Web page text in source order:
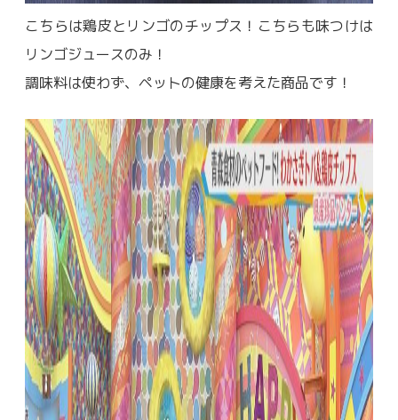
こちらは鶏皮とリンゴのチップス！こちらも味つけは
リンゴジュースのみ！
調味料は使わず、ペットの健康を考えた商品です！